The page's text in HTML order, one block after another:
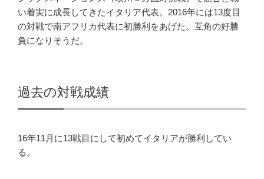
い着実に成長してきたイタリア代表。2016年には13度目
の対戦で南アフリカ代表に初勝利をあげた。互角の好勝
負になりそうだ。
過去の対戦成績
16年11月に13戦目にして初めてイタリアが勝利してい
る。